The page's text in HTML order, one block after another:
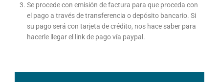
Se procede con emisión de factura para que proceda con
el pago a través de transferencia o depósito bancario. Si
su pago será con tarjeta de crédito, nos hace saber para
hacerle llegar el link de pago vía paypal.